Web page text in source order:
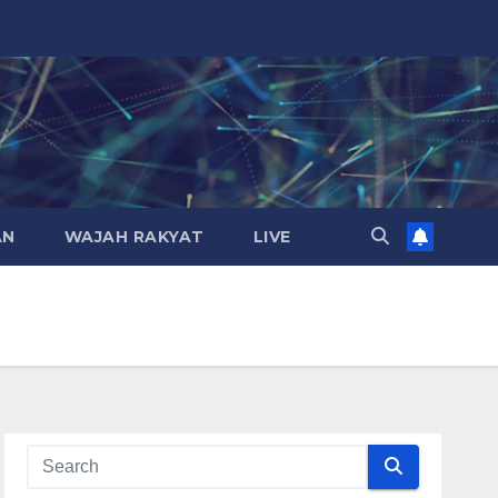
WAJAH RAKYAT LIVE